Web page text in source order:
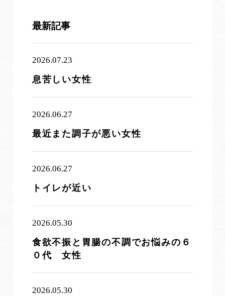
最新記事
2026.07.23
息苦しい女性
2026.06.27
最近また調子が悪い女性
2026.06.27
トイレが近い
2026.05.30
食欲不振と胃腸の不調でお悩みの６
０代 女性
2026.05.30